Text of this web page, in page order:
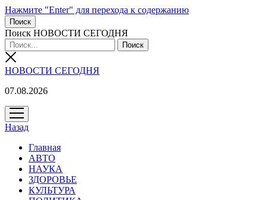
Нажмите "Enter" для перехода к содержанию
Поиск
Поиск НОВОСТИ СЕГОДНЯ
НОВОСТИ СЕГОДНЯ
07.08.2026
открыть
меню
Назад
Главная
АВТО
НАУКА
ЗДОРОВЬЕ
КУЛЬТУРА